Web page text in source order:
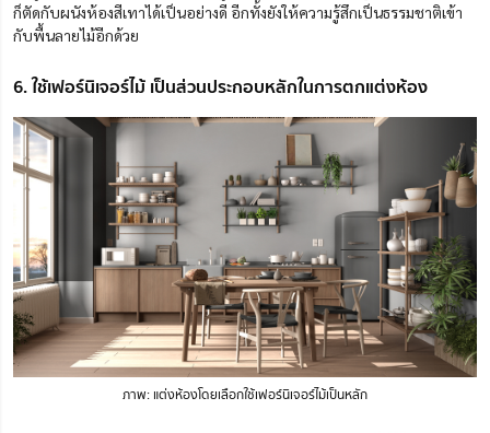
ก็ตัดกับผนังห้องสีเทาได้เป็นอย่างดี อีกทั้งยังให้ความรู้สึกเป็นธรรมชาติเข้า
กับพื้นลายไม้อีกด้วย
6. ใช้เฟอร์นิเจอร์ไม้ เป็นส่วนประกอบหลักในการตกแต่งห้อง
ภาพ: แต่งห้องโดยเลือกใช้เฟอร์นิเจอร์ไม้เป็นหลัก